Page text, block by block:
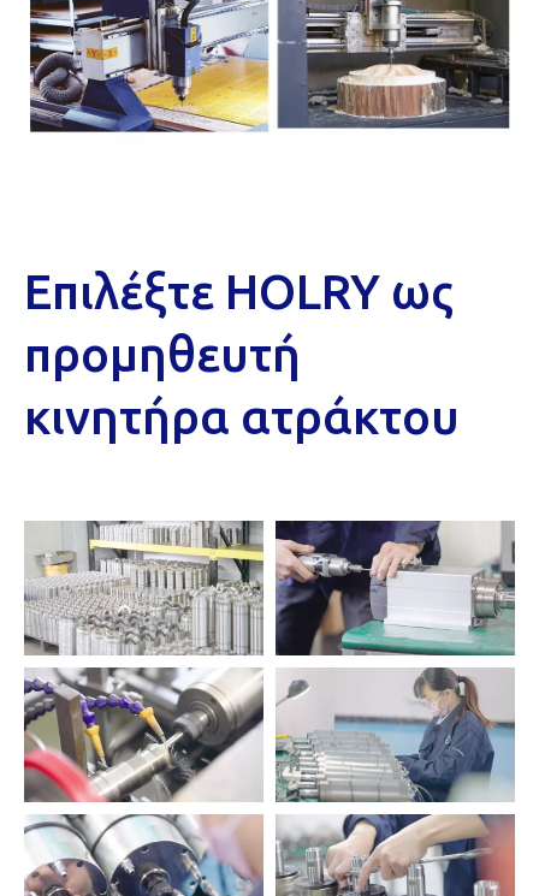
Επιλέξτε HOLRY ως
προμηθευτή
κινητήρα ατράκτου